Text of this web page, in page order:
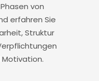
von
erfahren Sie
Struktur